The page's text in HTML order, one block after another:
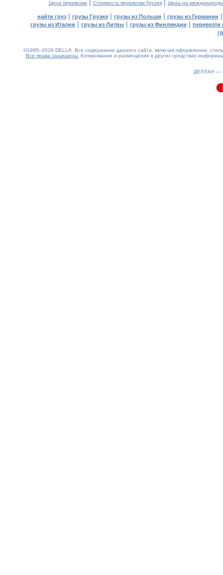
Цена перевозки Стоимость перевозки Грузия| Цены на
найти груз| грузы Грузия| грузы из Польши | грузы из Германии
грузы из Италии | грузы из Литвы | грузы из Финляндии | перевезти
©1995–2026 DELLA. Все содержание данного сайта, включая оформление,
Все права защищены. Копирование и размещение в других средствах
ДЕЛЛА® —